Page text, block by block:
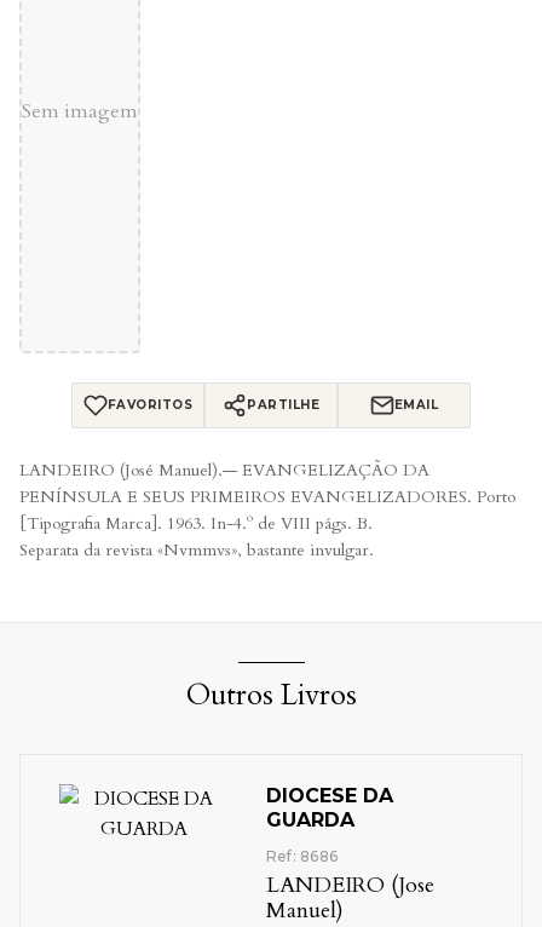
Sem imagem
FAVORITOS PARTILHE EMAIL
LANDEIRO (José Manuel).— EVANGELIZAÇÃO DA
PENÍNSULA E SEUS PRIMEIROS EVANGELIZADORES. Porto
[Tipografia Marca]. 1963. In-4.º de VIII págs. B.
Separata da revista «Nvmmvs», bastante invulgar.
Outros Livros
DIOCESE DA
GUARDA
Ref: 8686
LANDEIRO (Jose
Manuel)